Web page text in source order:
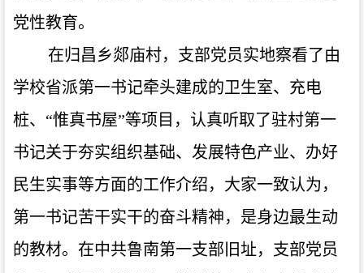
党性教育。
在归昌乡郯庙村，支部党员实地察看了由
学校省派第一书记牵头建成的卫生室、充电
桩、 “惟真书屋”等项目，认真听取了驻村第一
书记关于夯实组织基础、发展特色产业、办好
民生实事等方面的工作介绍，大家一致认为，
第一书记苦干实干的奋斗精神，是身边最生动
的教材。在中共鲁南第一支部旧址，支部党员